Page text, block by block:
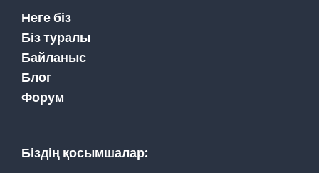
Неге біз
Біз туралы
Байланыс
Блог
Форум
Біздің қосымшалар: